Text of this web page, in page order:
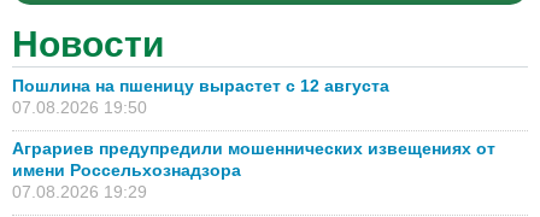
Новости
Пошлина на пшеницу вырастет с 12 августа
07.08.2026 19:50
Аграриев предупредили мошеннических извещениях от
имени Россельхознадзора
07.08.2026 19:29